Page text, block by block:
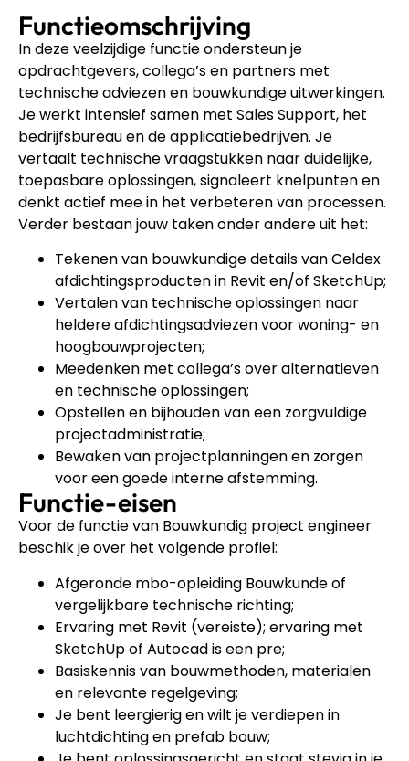
Functieomschrijving
In deze veelzijdige functie ondersteun je
opdrachtgevers, collega’s en partners met
technische adviezen en bouwkundige uitwerkingen.
Je werkt intensief samen met Sales Support, het
bedrijfsbureau en de applicatiebedrijven. Je
vertaalt technische vraagstukken naar duidelijke,
toepasbare oplossingen, signaleert knelpunten en
denkt actief mee in het verbeteren van processen.
Verder bestaan jouw taken onder andere uit het:
Tekenen van bouwkundige details van Celdex
afdichtingsproducten in Revit en/of SketchUp;
Vertalen van technische oplossingen naar
heldere afdichtingsadviezen voor woning- en
hoogbouwprojecten;
Meedenken met collega’s over alternatieven
en technische oplossingen;
Opstellen en bijhouden van een zorgvuldige
projectadministratie;
Bewaken van projectplanningen en zorgen
voor een goede interne afstemming.
Functie-eisen
Voor de functie van Bouwkundig project engineer
beschik je over het volgende profiel:
Afgeronde mbo-opleiding Bouwkunde of
vergelijkbare technische richting;
Ervaring met Revit (vereiste); ervaring met
SketchUp of Autocad is een pre;
Basiskennis van bouwmethoden, materialen
en relevante regelgeving;
Je bent leergierig en wilt je verdiepen in
luchtdichting en prefab bouw;